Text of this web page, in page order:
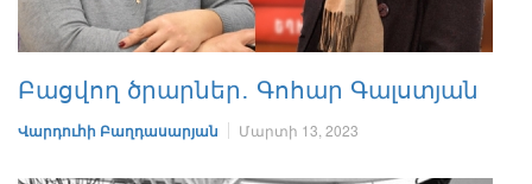
Բացվող ծրարներ․ Գոհար Գալստյան
Վարդուհի Բաղդասարյան Մարտի 13, 2023